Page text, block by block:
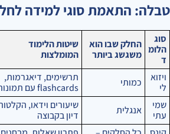
טבלה: התאמת סוגי למידה
סוג
הלומ
ד
החלק שבו הוא
משגשג ביותר
שיטות הלימוד
המומלצות
ויזוא
לי
כמותי
תרשימים, דיאגרמות,
flashcards עם תמונות
שמי
עתי
אנגלית
שיעורים וידאו,
דיון בקבוצה